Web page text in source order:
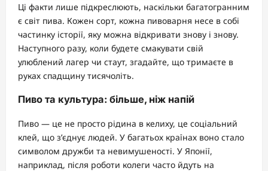
Ці факти лише підкреслюють, наскільки багатогранним
є світ пива. Кожен сорт, кожна пивоварня несе в собі
частинку історії, яку можна відкривати знову і знову.
Наступного разу, коли будете смакувати свій
улюблений лагер чи стаут, згадайте, що тримаєте в
руках спадщину тисячоліть.
Пиво та культура: більше, ніж напій
Пиво — це не просто рідина в келиху, це соціальний
клей, що з’єднує людей. У багатьох країнах воно стало
символом дружби та невимушеності. У Японії,
наприклад, після роботи колеги часто йдуть на